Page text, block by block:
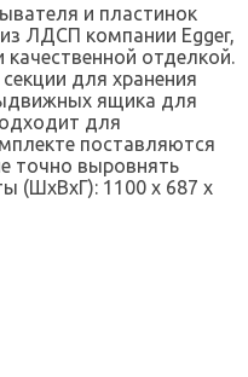
и пластинок
ЛДСП компании Egger,
отделкой.
для хранения
ящика для
для
поставляются
точно выровнять
(ШхВхГ): 1100 х 687 х